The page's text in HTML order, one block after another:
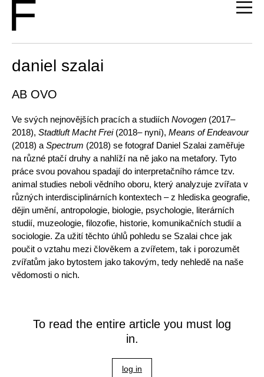
daniel szalai
AB OVO
Ve svých nejnovějších pracích a studiích Novogen (2017–
2018), Stadtluft Macht Frei(2018– nyní), Means of Endeavour
(2018) a Spectrum (2018) se fotograf Daniel Szalai zaměřuje
na různé ptačí druhy a nahlíží na ně jako na metafory. Tyto
práce svou povahou spadají do interpretačního rámce tzv.
animal studies neboli vědního oboru, který analyzuje zvířata v
různých interdisciplinárních kontextech – z hlediska geografie,
dějin umění, antropologie, biologie, psychologie, literárních
studií, muzeologie, filozofie, historie, komunikačních studií a
sociologie. Za užití těchto úhlů pohledu se Szalai chce jak
poučit o vztahu mezi člověkem a zvířetem, tak i porozumět
zvířatům jako bytostem jako takovým, tedy nehledě na naše
vědomosti o nich.
To read the entire article you must log
in.
log in